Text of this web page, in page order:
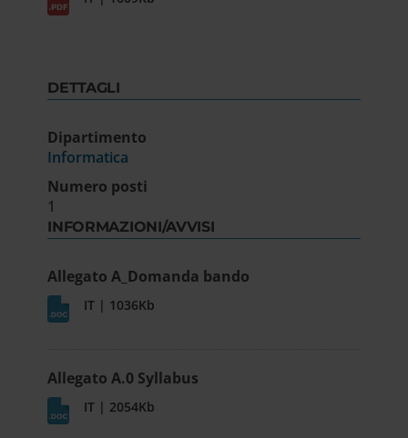
DETTAGLI
Dipartimento
Informatica
Numero posti
1
INFORMAZIONI/AVVISI
Allegato A_Domanda bando
IT | 1036Kb
Allegato A.0 Syllabus
IT | 2054Kb